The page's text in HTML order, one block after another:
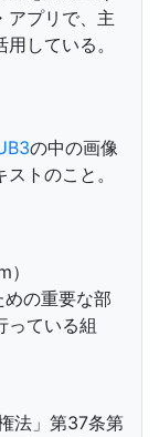
アプリで、主
している。
の中の画像
トのこと。
の重要な部
っている組
法」第37条第